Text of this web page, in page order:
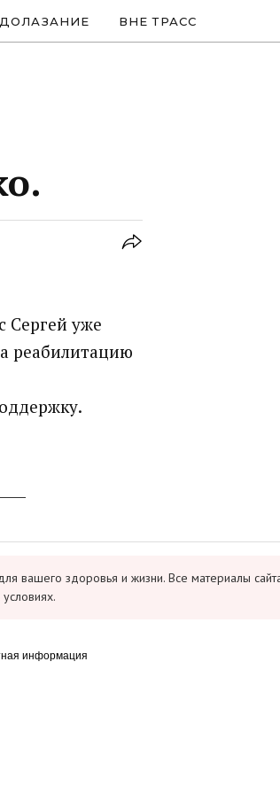
ВНЕ ТРАСС
Сергей уже
реабилитацию
вашего здоровья и жизни. Все материалы
информация